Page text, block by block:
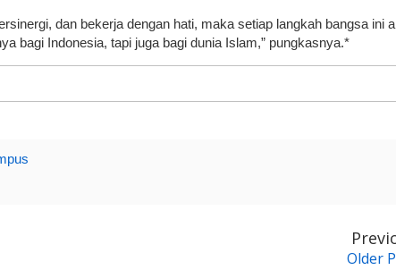
dan bekerja dengan hati, maka setiap langkah bangsa ini
bagi Indonesia, tapi juga bagi dunia Islam,” pungkasnya.*
Older